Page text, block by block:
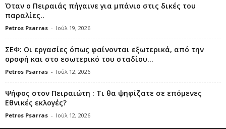
Όταν ο Πειραιάς πήγαινε για μπάνιο στις δικές του
παραλίες..
Petros Psarras - Ιούλ 19, 2026
ΣΕΦ: Οι εργασίες όπως φαίνονται εξωτερικά, από την
οροφή και στο εσωτερικό του σταδίου...
Petros Psarras - Ιούλ 12, 2026
Ψήφος στον Πειραιώτη : Τι θα ψηφίζατε σε επόμενες
Εθνικές εκλογές?
Petros Psarras - Ιούλ 12, 2026